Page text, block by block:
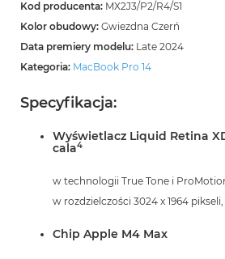
Kod producenta: MX2J3/P2/R4/S1
Kolor obudowy: Gwiezdna Czerń
Data premiery modelu: Late 2024
Kategoria: MacBook Pro 14
Specyfikacja:
Wyświetlacz Liquid Retina
cala4
w technologii True Tone i
w rozdzielczości 3024 x 1964
Chip Apple M4 Max